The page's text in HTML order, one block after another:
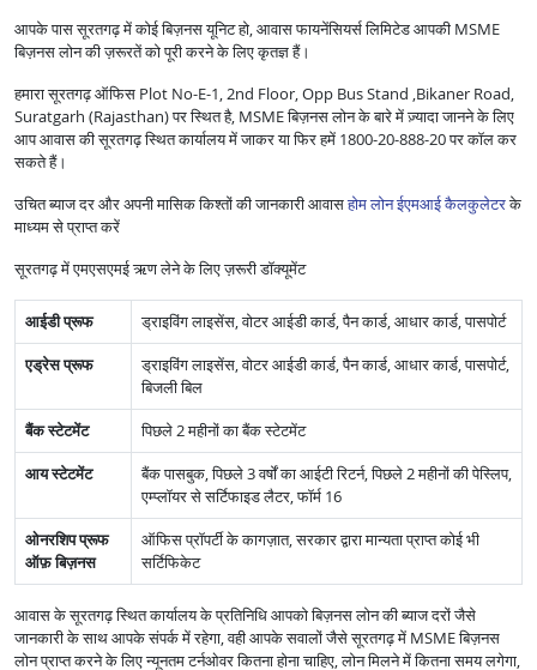
आपके पास सूरतगढ़ में कोई बिज़नस यूनिट हो, आवास फायनेंसियर्स लिमिटेड आपकी MSME
बिज़नस लोन की ज़रूरतें को पूरी करने के लिए कृतज्ञ हैं।
हमारा सूरतगढ़ ऑफिस Plot No-E-1, 2nd Floor, Opp Bus Stand ,Bikaner Road,
Suratgarh (Rajasthan) पर स्थित है, MSME बिज़नस लोन के बारे में ज़्यादा जानने के लिए
आप आवास की सूरतगढ़ स्थित कार्यालय में जाकर या फिर हमें 1800-20-888-20 पर कॉल कर
सकते हैं।
उचित ब्याज दर और अपनी मासिक किश्तों की जानकारी आवासहोम लोन ईएमआई कैलकुलेटरके
माध्यम से प्राप्त करें
सूरतगढ़ में एमएसएमई ऋण लेने के लिए ज़रूरी डॉक्यूमेंट
आईडी प्रूफ
ड्राइविंग लाइसेंस, वोटर आईडी कार्ड, पैन कार्ड, आधार कार्ड, पासपोर्ट
एड्रेस प्रूफ
ड्राइविंग लाइसेंस, वोटर आईडी कार्ड, पैन कार्ड, आधार कार्ड, पासपोर्ट,
बिजली बिल
बैंक स्टेटमेंट
पिछले 2 महीनों का बैंक स्टेटमेंट
आय स्टेटमेंट
बैंक पासबुक, पिछले 3 वर्षों का आईटी रिटर्न, पिछले 2 महीनों की पेस्लिप,
एम्प्लॉयर से सर्टिफाइड लैटर, फॉर्म 16
ओनरशिप प्रूफ
ऑफ़ बिज़नस
ऑफिस प्रॉपर्टी के कागज़ात, सरकार द्वारा मान्यता प्राप्त कोई भी
सर्टिफिकेट
आवास के सूरतगढ़ स्थित कार्यालय के प्रतिनिधि आपको बिज़नस लोन की ब्याज दरों जैसे
जानकारी के साथ आपके संपर्क में रहेगा, वही आपके सवालों जैसे सूरतगढ़ में MSME बिज़नस
लोन प्राप्त करने के लिए न्यूनतम टर्नओवर कितना होना चाहिए, लोन मिलने में कितना समय लगेगा,